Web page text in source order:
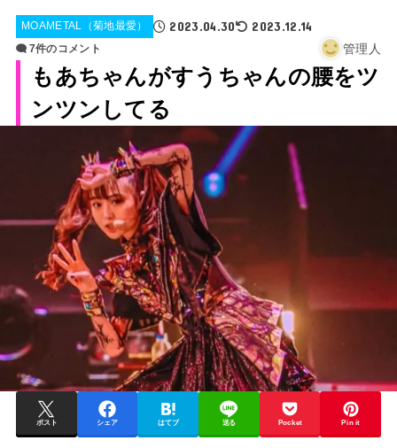
MOAMETAL（菊地最愛） 2023.04.30 2023.12.14
7件のコメント 管理人
もあちゃんがすうちゃんの腰をツ
ンツンしてる
ポスト シェア はてブ 送る Pocket Pin it